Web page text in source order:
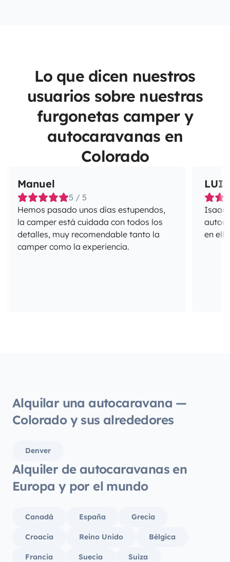
Lo que dicen nuestros
usuarios sobre nuestras
furgonetas camper y
autocaravanas en
Colorado
Manuel
5 / 5
Hemos pasado unos días estupendos,
la camper está cuidada con todos los
detalles, muy recomendable tanto la
camper como la experiencia.
Isaac
en
Alquilar una autocaravana —
Colorado y sus alrededores
Denver
Alquiler de autocaravanas en
Europa y por el mundo
Canadá España Grecia
Croacia Reino Unido Bélgica
Francia Suecia Suiza